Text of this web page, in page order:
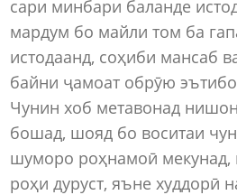
сари минбари баланде
мардум бо майли том ба
истодаанд, соҳиби мансаб
байни ҷамоат обрӯю
Чунин хоб метавонад
бошад, шояд бо воситаи
шуморо роҳнамоӣ мекунад,
роҳи дуруст, яъне худдорӣ